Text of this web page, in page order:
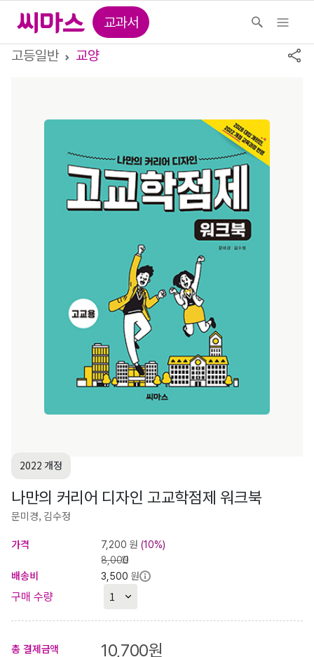
교과서
고등일반
교양
2022 개정
나만의 커리어 디자인 고교학점제 워크북
문미경, 김수정
가격
7,200 원(10%)
8,000
원
배송비 3,500 원
구매 수량
총 결제금액 10,700원